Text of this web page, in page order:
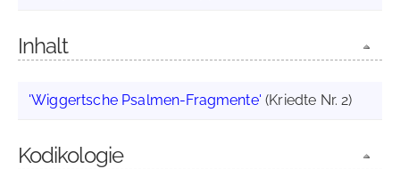
Inhalt
'Wiggertsche Psalmen-Fragmente' (Kriedte Nr. 2)
Kodikologie